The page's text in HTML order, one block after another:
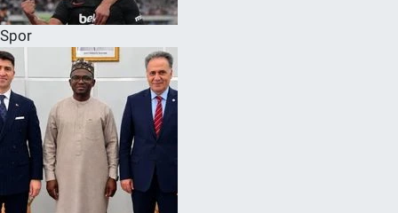
Spor